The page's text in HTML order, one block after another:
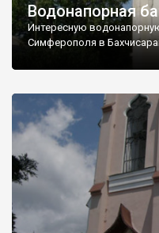
Водонапорная
Интересную
Симферополя в